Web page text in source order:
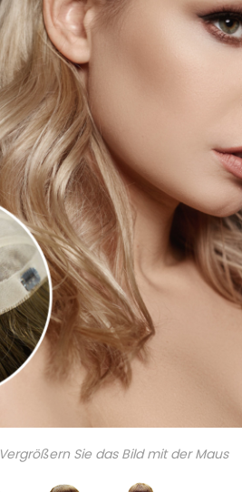
FAQ
Vergrößern Sie das Bild mit der Maus